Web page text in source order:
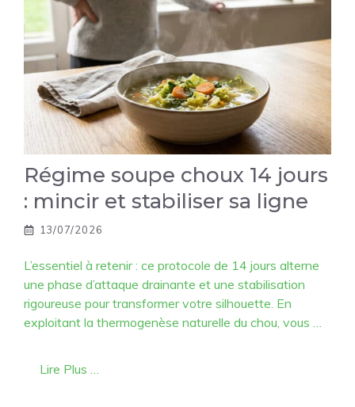
Régime soupe choux 14 jours
: mincir et stabiliser sa ligne
13/07/2026
L’essentiel à retenir : ce protocole de 14 jours alterne
une phase d’attaque drainante et une stabilisation
rigoureuse pour transformer votre silhouette. En
exploitant la thermogenèse naturelle du chou, vous …
Lire Plus …